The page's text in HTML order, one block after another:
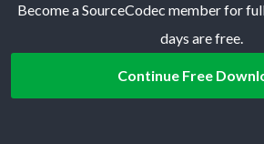
Become a SourceCodec member for
days are free.
Continue Free